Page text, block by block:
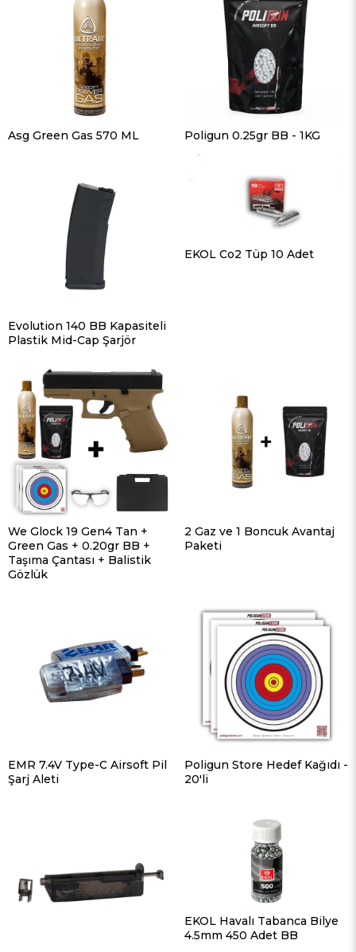
Asg Green Gas 570 ML Poligun 0.25gr BB - 1KG
Evolution 140 BB Kapasiteli
Plastik Mid-Cap Şarjör
EKOL Co2 Tüp 10 Adet
We Glock 19 Gen4 Tan +
Green Gas + 0.20gr BB +
Taşıma Çantası + Balistik
Gözlük
2 Gaz ve 1 Boncuk Avantaj
Paketi
EMR 7.4V Type-C Airsoft Pil
Şarj Aleti
Poligun Store Hedef Kağıdı -
20'li
EKOL Havalı Tabanca Bilye
4.5mm 450 Adet BB